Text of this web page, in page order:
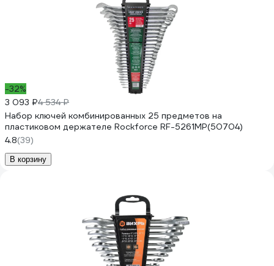
-32%
3 093 ₽4 534 ₽
Набор ключей комбинированных 25 предметов на
пластиковом держателе Rockforce RF-5261MP(50704)
4.8(39)
В корзину